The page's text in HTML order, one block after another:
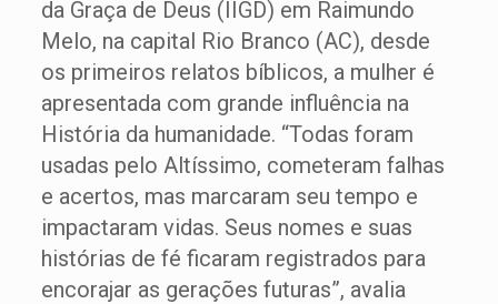
da Graça de Deus (IIGD) em Raimundo
Melo, na capital Rio Branco (AC), desde
os primeiros relatos bíblicos, a mulher é
apresentada com grande influência na
História da humanidade. “Todas foram
usadas pelo Altíssimo, cometeram falhas
e acertos, mas marcaram seu tempo e
impactaram vidas. Seus nomes e suas
histórias de fé ficaram registrados para
encorajar as gerações futuras”, avalia